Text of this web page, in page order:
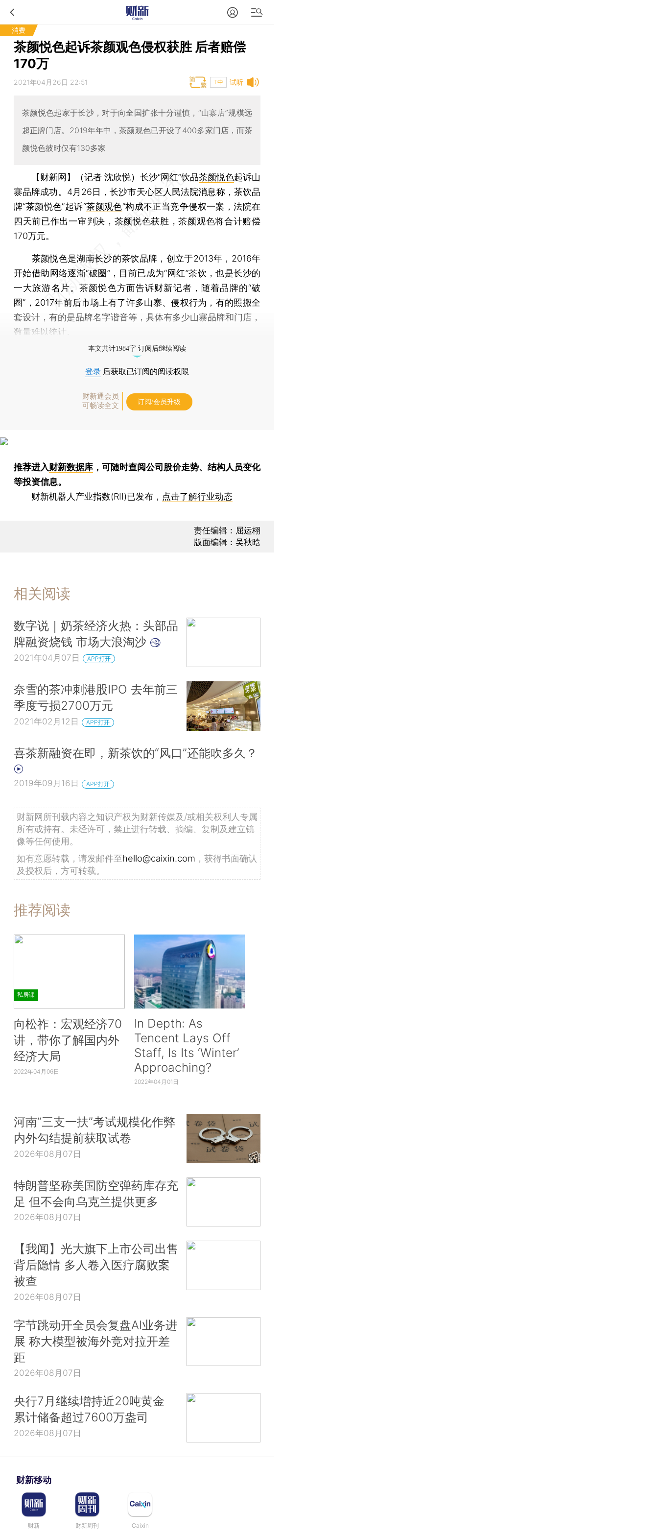
消费
茶颜悦色起诉茶颜观色侵权获胜 后者赔偿
170万
试听
2021年04月26日 22:51 T中
茶颜悦色起家于长沙，对于向全国扩张十分谨慎，“山寨店”规模远
超正牌门店。2019年年中，茶颜观色已开设了400多家门店，而茶
颜悦色彼时仅有130多家
【财新网】（记者 沈欣悦） 长沙“网红”饮品茶颜悦色起诉山
寨品牌成功。4月26日，长沙市天心区人民法院消息称，茶饮品
牌“茶颜悦色”起诉“茶颜观色”构成不正当竞争侵权一案，法院在
四天前已作出一审判决，茶颜悦色获胜，茶颜观色将合计赔偿
170万元。
茶颜悦色是湖南长沙的茶饮品牌，创立于2013年，2016年
开始借助网络逐渐“破圈”，目前已成为“网红”茶饮，也是长沙的
一大旅游名片。茶颜悦色方面告诉财新记者，随着品牌的“破
圈”，2017年前后市场上有了许多山寨、侵权行为，有的照搬全
套设计，有的是品牌名字谐音等，具体有多少山寨品牌和门店，
数量难以统计。
本文共计1984字 订阅后继续阅读
登录 后获取已订阅的阅读权限
财新通会员
可畅读全文
订阅/会员升级
推荐进入财新数据库 ，可随时查阅公司股价走势、结构人员变化
等投资信息。
财新机器人产业指数(RII)已发布， 点击了解行业动态
责任编辑：屈运栩
版面编辑：吴秋晗
相关阅读
数字说｜奶茶经济火热：头部品
牌融资烧钱 市场大浪淘沙
2021年04月07日 APP打开
奈雪的茶冲刺港股IPO 去年前三
季度亏损2700万元
2021年02月12日 APP打开
喜茶新融资在即，新茶饮的“风口”还能吹多久？
2019年09月16日 APP打开
财新网所刊载内容之知识产权为财新传媒及/或相关权利人专属
所有或持有。未经许可，禁止进行转载、摘编、复制及建立镜
像等任何使用。
如有意愿转载，请发邮件至hello@caixin.com ，获得书面确认
及授权后，方可转载。
推荐阅读
私房课
向松祚：宏观经济70
讲，带你了解国内外
经济大局
2022年04月06日
In Depth: As
Tencent Lays Off
Staff, Is Its ‘Winter’
Approaching?
2022年04月01日
河南“三支一扶”考试规模化作弊
内外勾结提前获取试卷
2026年08月07日
特朗普坚称美国防空弹药库存充
足 但不会向乌克兰提供更多
2026年08月07日
【我闻】光大旗下上市公司出售
背后隐情 多人卷入医疗腐败案
被查
2026年08月07日
字节跳动开全员会复盘AI业务进
展 称大模型被海外竞对拉开差
距
2026年08月07日
央行7月继续增持近20吨黄金
累计储备超过7600万盎司
2026年08月07日
财新移动
财新 财新周刊 Caixin